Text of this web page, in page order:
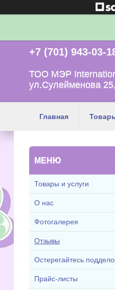
+7 (701) 943-03-
ТОО МЭР
ул.Сулейменова
Главная
Товары и услуги
О нас
Фотогалерея
Отзывы
Остерегайтесь
Прайс-листы